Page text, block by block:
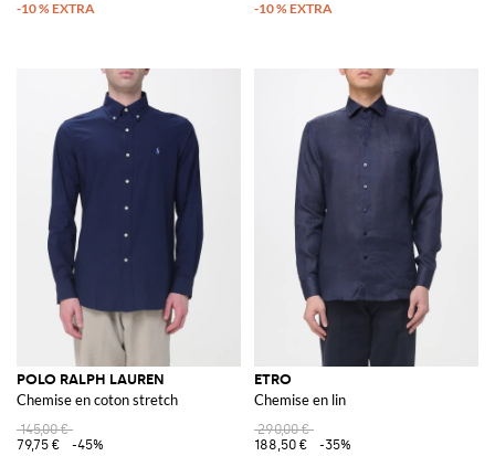
POLO RALPH LAUREN
Chemise en coton stretch
145,00 €
79,75 €
-45%
ETRO
Chemise en lin
290,00 €
188,50 €
-35%